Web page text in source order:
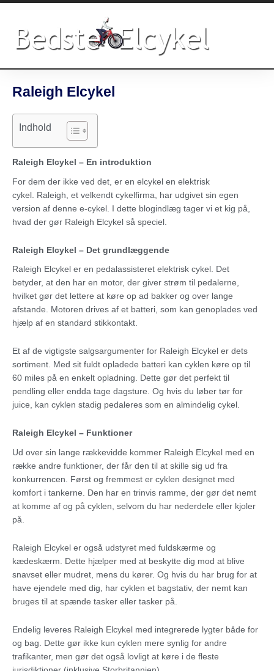
Gå
indholdet
Raleigh Elcykel
Indhold
Raleigh Elcykel – En introduktion
For dem der ikke ved det, er en elcykel en elektrisk
cykel. Raleigh, et velkendt cykelfirma, har udgivet sin egen
version af denne e-cykel. I dette blogindlæg tager vi et kig på,
hvad der gør Raleigh Elcykel så speciel.
Raleigh Elcykel – Det grundlæggende
Raleigh Elcykel er en pedalassisteret elektrisk cykel. Det
betyder, at den har en motor, der giver strøm til pedalerne,
hvilket gør det lettere at køre op ad bakker og over lange
afstande. Motoren drives af et batteri, som kan genoplades ved
hjælp af en standard stikkontakt.
Et af de vigtigste salgsargumenter for Raleigh Elcykel er dets
sortiment. Med sit fuldt opladede batteri kan cyklen køre op til
60 miles på en enkelt opladning. Dette gør det perfekt til
pendling eller endda tage dagsture. Og hvis du løber tør for
juice, kan cyklen stadig pedaleres som en almindelig cykel.
Raleigh Elcykel – Funktioner
Ud over sin lange rækkevidde kommer Raleigh Elcykel med en
række andre funktioner, der får den til at skille sig ud fra
konkurrencen. Først og fremmest er cyklen designet med
komfort i tankerne. Den har en trinvis ramme, der gør det nemt
at komme af og på cyklen, selvom du har nederdele eller kjoler
på.
Raleigh Elcykel er også udstyret med fuldskærme og
kædeskærm. Dette hjælper med at beskytte dig mod at blive
snavset eller mudret, mens du kører. Og hvis du har brug for at
have ejendele med dig, har cyklen et bagstativ, der nemt kan
bruges til at spænde tasker eller tasker på.
Endelig leveres Raleigh Elcykel med integrerede lygter både for
og bag. Dette gør ikke kun cyklen mere synlig for andre
trafikanter, men gør det også lovligt at køre i de fleste